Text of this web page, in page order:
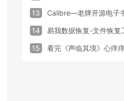
13 Calibre—老牌开源电子
14 易我数据恢复-文件恢复
15 看完《声临其境》心痒